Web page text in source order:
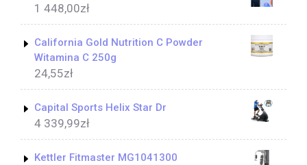
1 448,00zł
California Gold Nutrition C Powder
Witamina C 250g
24,55zł
Capital Sports Helix Star Dr
4 339,99zł
Kettler Fitmaster MG1041300